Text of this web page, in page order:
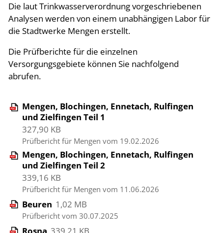
Die laut Trinkwasserverordnung vorgeschriebenen
Analysen werden von einem unabhängigen Labor für
die Stadtwerke Mengen erstellt.
Die Prüfberichte für die einzelnen
Versorgungsgebiete können Sie nachfolgend
abrufen.
Mengen, Blochingen, Ennetach, Rulfingen
und Zielfingen Teil 1
327,90 KB
Prüfbericht für Mengen vom 19.02.2026
Mengen, Blochingen, Ennetach, Rulfingen
und Zielfingen Teil 2
339,16 KB
Prüfbericht für Mengen vom 11.06.2026
Beuren 1,02 MB
Prüfbericht vom 30.07.2025
Rosna 339,21 KB